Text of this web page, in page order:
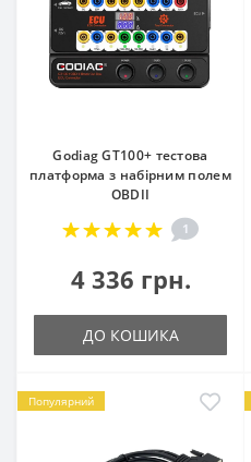
Godiag GT100+ тестова
платформа з набірним полем
OBDII
1
4 336 грн.
ДО КОШИКА
Популярний